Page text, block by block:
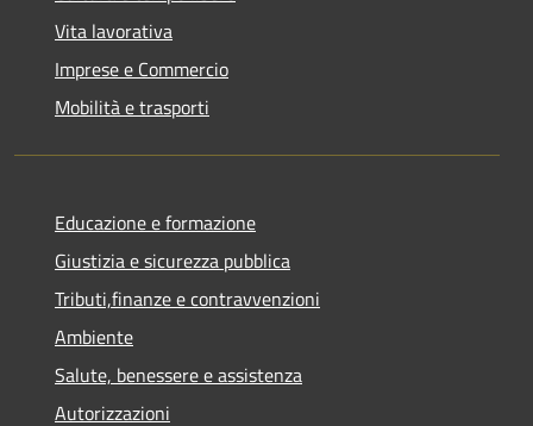
Vita lavorativa
Imprese e Commercio
Mobilità e trasporti
Educazione e formazione
Giustizia e sicurezza pubblica
Tributi,finanze e contravvenzioni
Ambiente
Salute, benessere e assistenza
Autorizzazioni